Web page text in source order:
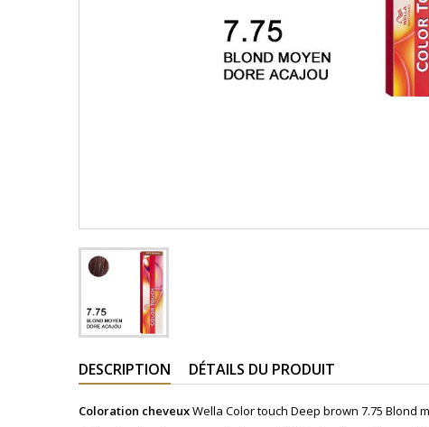
DESCRIPTION DÉTAILS DU PRODUIT
Coloration cheveuxWella Color touch Deep brown 7.75 Blond